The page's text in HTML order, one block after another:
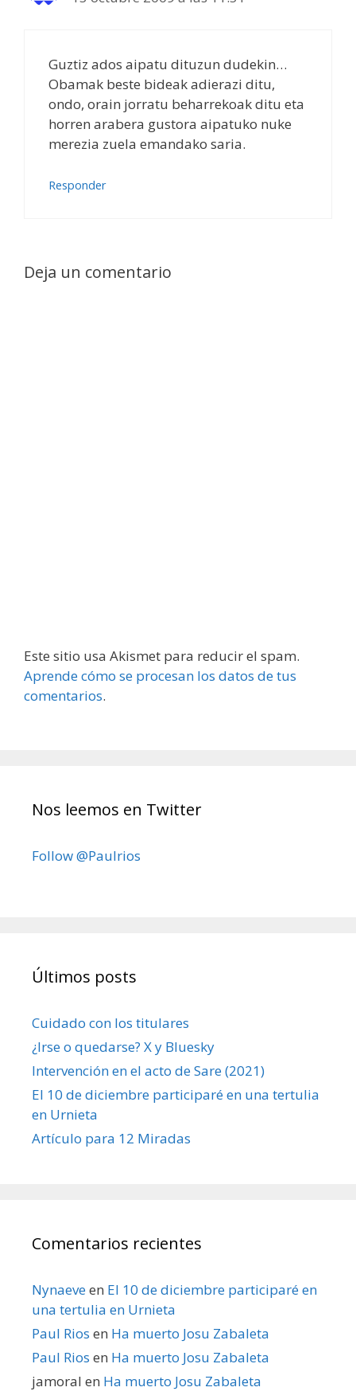
Guztiz ados aipatu dituzun dudekin…
Obamak beste bideak adierazi ditu,
ondo, orain jorratu beharrekoak ditu eta
horren arabera gustora aipatuko nuke
merezia zuela emandako saria.
Responder
Deja un comentario
Este sitio usa Akismet para reducir el spam.
Aprende cómo se procesan los datos de tus
comentarios.
Nos leemos en Twitter
Follow @Paulrios
Últimos posts
Cuidado con los titulares
¿Irse o quedarse? X y Bluesky
Intervención en el acto de Sare (2021)
El 10 de diciembre participaré en una tertulia
en Urnieta
Artículo para 12 Miradas
Comentarios recientes
Nynaeveen El 10 de diciembre participaré en
una tertulia en Urnieta
Paul Rios en Ha muerto Josu Zabaleta
Paul Rios en Ha muerto Josu Zabaleta
jamoral en Ha muerto Josu Zabaleta